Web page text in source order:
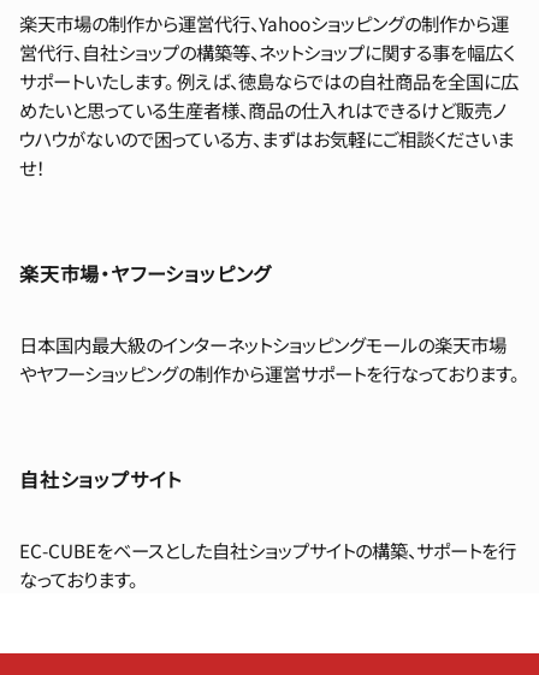
楽天市場の制作から運営代行、Yahooショッピングの制作から運
営代行、自社ショップの構築等、ネットショップに関する事を幅広く
サポートいたします。 例えば、徳島ならではの自社商品を全国に広
めたいと思っている生産者様、商品の仕入れはできるけど販売ノ
ウハウがないので困っている方、まずはお気軽にご相談くださいま
せ！
楽天市場・ヤフーショッピング
日本国内最大級のインターネットショッピングモールの楽天市場
やヤフーショッピングの制作から運営サポートを行なっております。
自社ショップサイト
EC-CUBEをベースとした自社ショップサイトの構築、サポートを行
なっております。